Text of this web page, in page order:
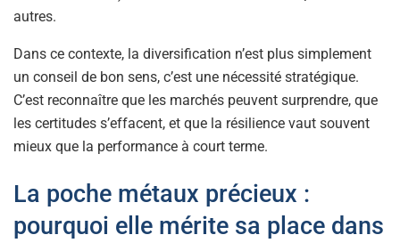
autres.
Dans ce contexte, la diversification n’est plus simplement
un conseil de bon sens, c’est une nécessité stratégique.
C’est reconnaître que les marchés peuvent surprendre, que
les certitudes s’effacent, et que la résilience vaut souvent
mieux que la performance à court terme.
La poche métaux précieux :
pourquoi elle mérite sa place dans